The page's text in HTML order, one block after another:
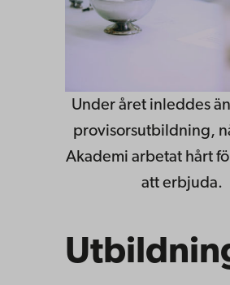
Under året inleddes
provisorsutbildning,
Akademi arbetat hårt
att erbjuda.